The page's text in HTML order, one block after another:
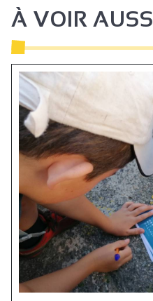
À VOIR AUSSI